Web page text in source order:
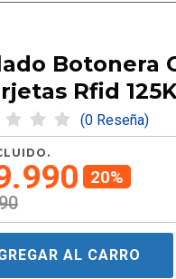
Botonera
Rfid
(0 Reseña)
20%
AL CARRO